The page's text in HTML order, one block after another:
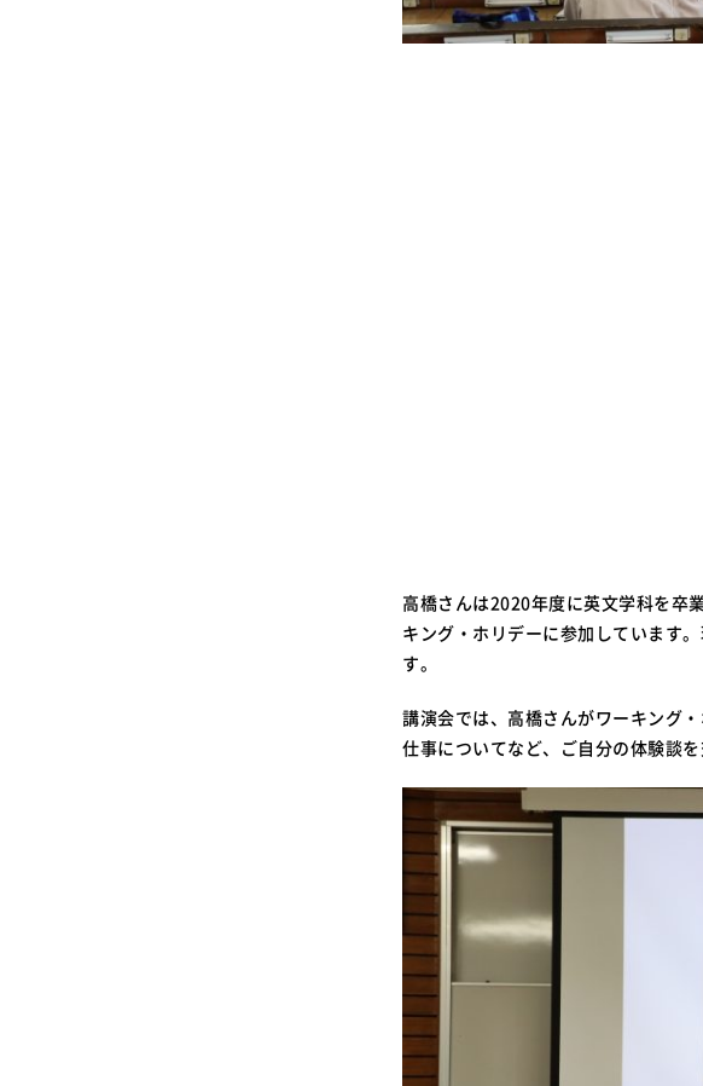
高橋さんは2020年度に英文学科を卒
キング・ホリデーに参加しています
す。
講演会では、高橋さんがワーキング
仕事についてなど、ご自分の体験談を